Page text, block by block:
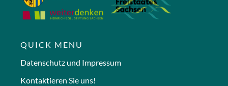
QUICK MENU
Datenschutz und Impressum
Kontaktieren Sie uns!